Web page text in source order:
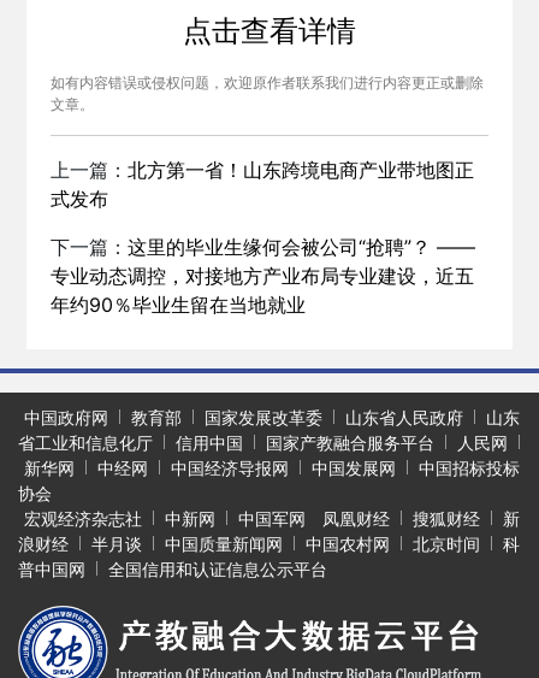
点击查看详情
如有内容错误或侵权问题，欢迎原作者联系我们进行内容更正或删除
文章。
上一篇： 北方第一省！山东跨境电商产业带地图正
式发布
下一篇： 这里的毕业生缘何会被公司“抢聘”？ ——
专业动态调控，对接地方产业布局专业建设，近五
年约90％毕业生留在当地就业
中国政府网 教育部 国家发展改革委 山东省人民政府
山东
省工业和信息化厅
信用中国 国家产教融合服务平台
人民网
新华网
中经网 中国经济导报网 中国发展网
中国招标投标
协会
宏观经济杂志社
中新网 中国军网 凤凰财经 搜狐财经
新
浪财经
半月谈 中国质量新闻网 中国农村网 北京时间
科
普中国网
全国信用和认证信息公示平台